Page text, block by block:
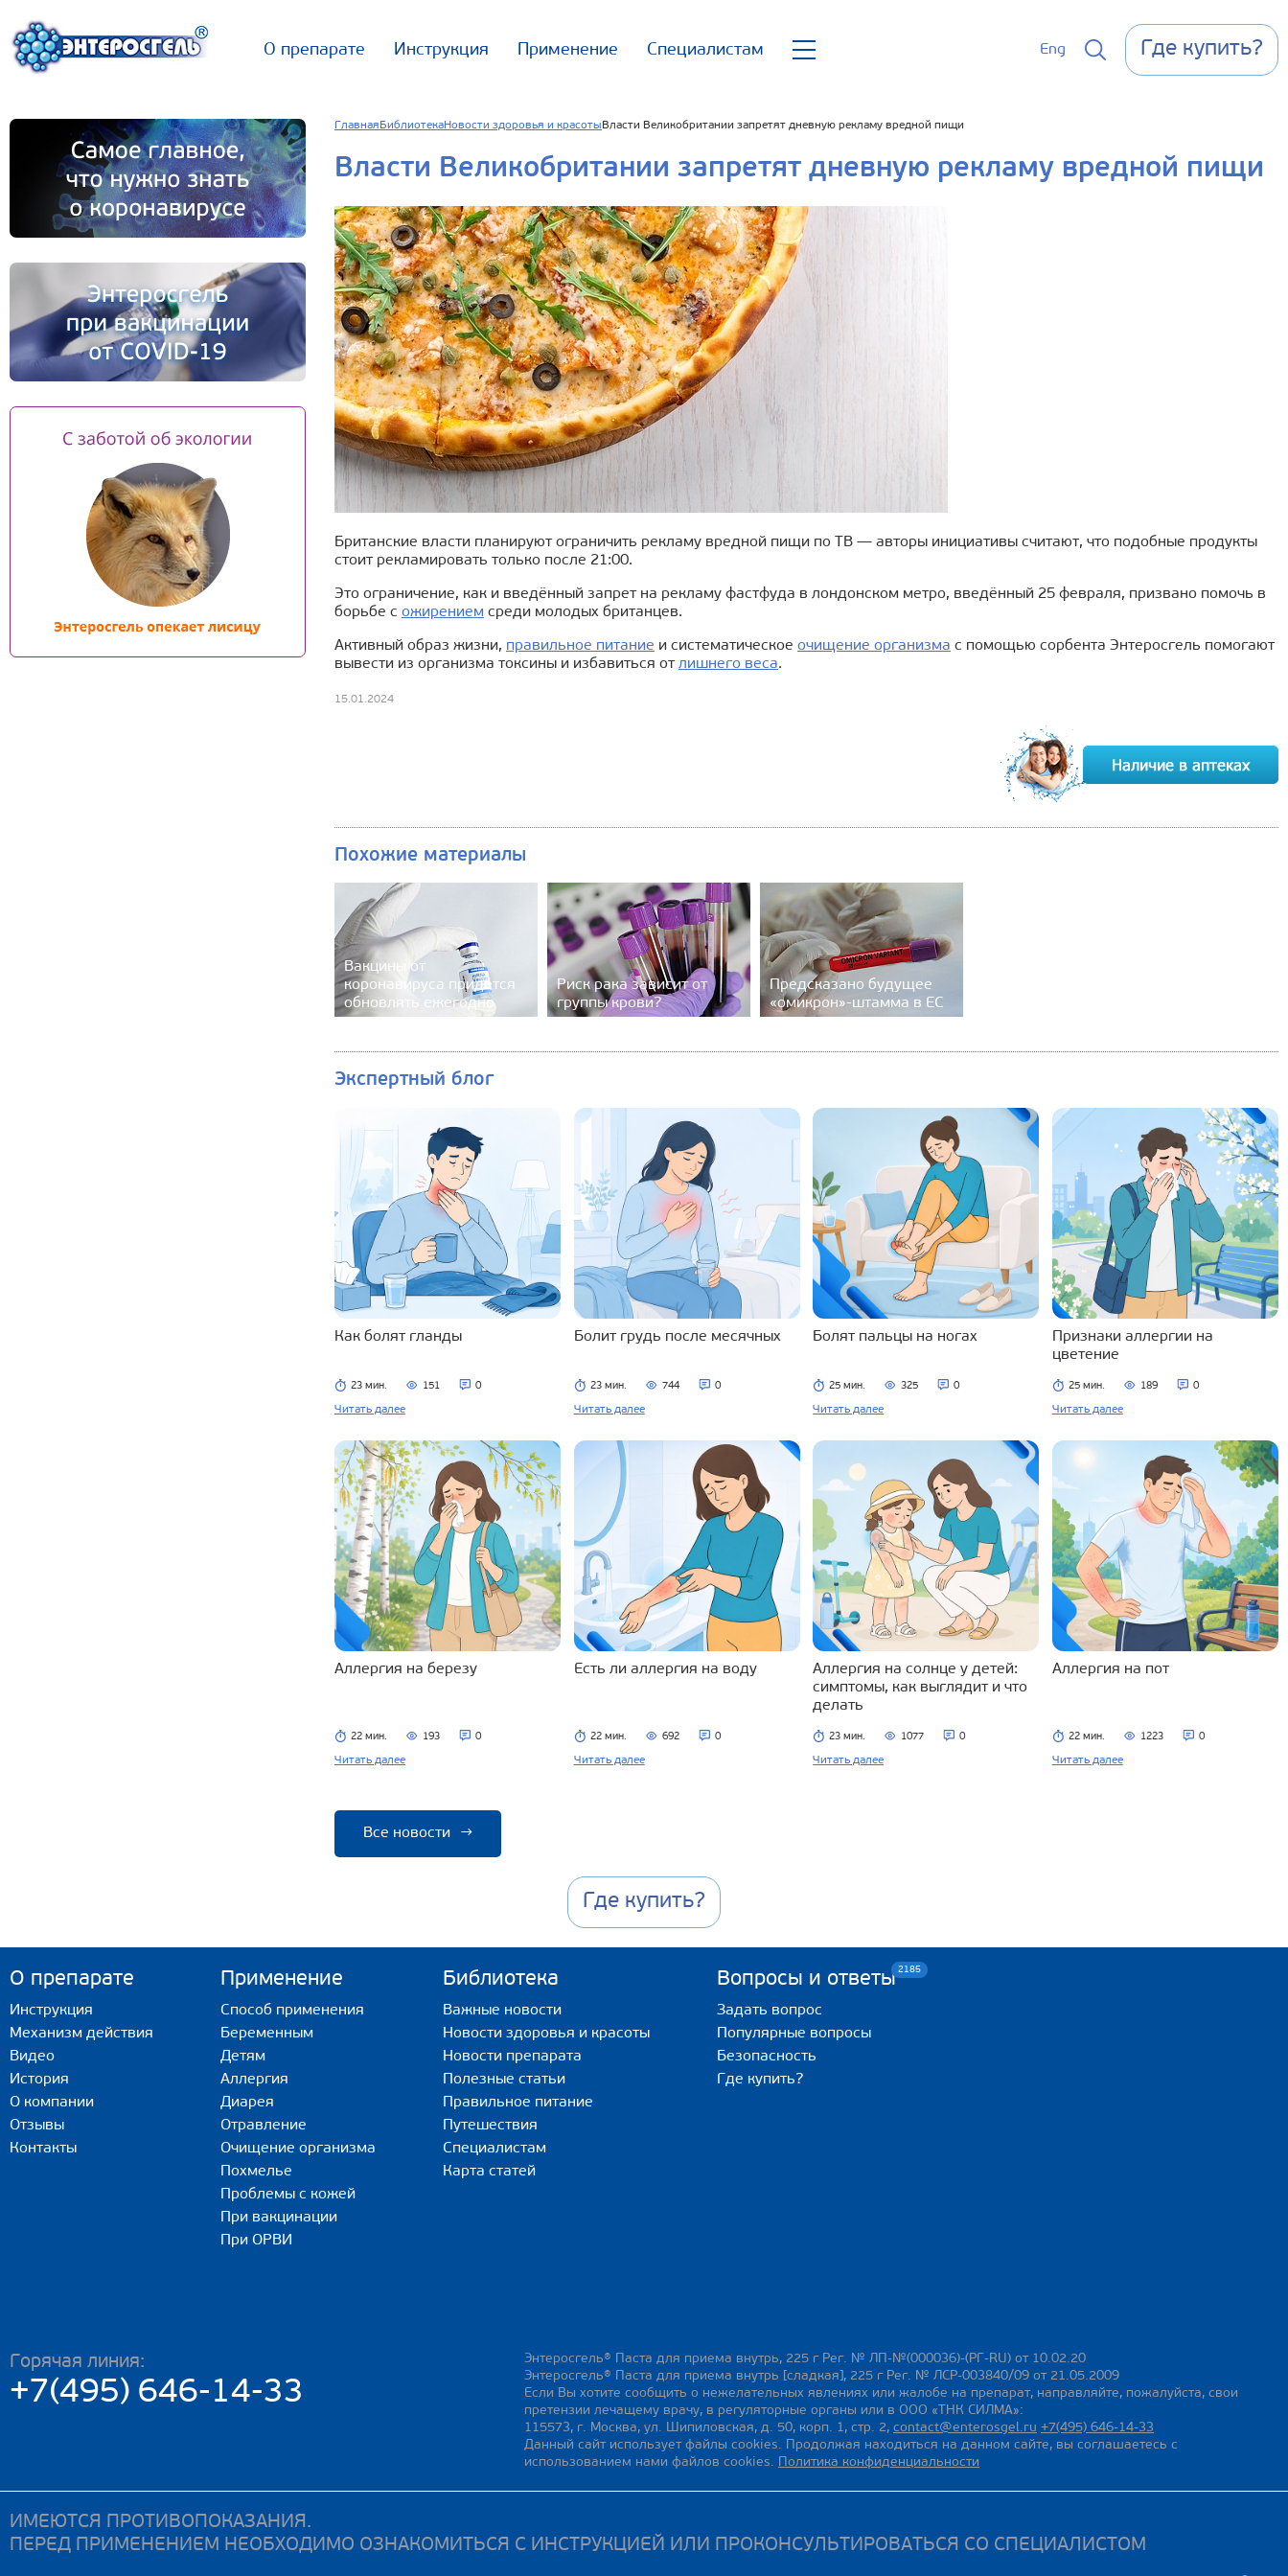
О препарате Инструкция Применение Специалистам Eng Где купить?
Главная БиблиотекаНовости здоровья и красоты Власти Великобритании запретят дневную рекламу вредной пищи
Власти Великобритании запретят дневную рекламу вредной пищи
Британские власти планируют ограничить рекламу вредной пищи по ТВ — авторы инициативы считают, что подобные продукты
стоит рекламировать только после 21:00.
Это ограничение, как и введённый запрет на рекламу фастфуда в лондонском метро, введённый 25 февраля, призвано помочь в
борьбе с ожирением среди молодых британцев.
Активный образ жизни, правильное питание и систематическое очищение организма с помощью сорбента Энтеросгель помогают
вывести из организма токсины и избавиться отлишнего веса.
15.01.2024
Похожие материалы
Вакцины от
коронавируса придётся
обновлять ежегодно
Риск рака зависит от
группы крови?
Предсказано будущее
«омикрон»-штамма в ЕС
Экспертный блог
Как болят гланды
23 мин. 151 0
Читать далее
Болит грудь после месячных
23 мин. 744 0
Читать далее
Болят пальцы на ногах
25 мин. 325 0
Читать далее
Признаки аллергии на
цветение
25 мин. 189 0
Читать далее
Аллергия на березу
22 мин. 193 0
Читать далее
Есть ли аллергия на воду
22 мин. 692 0
Читать далее
Аллергия на солнце у детей:
симптомы, как выглядит и что
делать
23 мин. 1077 0
Читать далее
Аллергия на пот
22 мин. 1223 0
Читать далее
Все новости →
Где купить?
О препарате
Инструкция
Механизм действия
Видео
История
О компании
Отзывы
Контакты
Применение
Способ применения
Беременным
Детям
Аллергия
Диарея
Отравление
Очищение организма
Похмелье
Проблемы с кожей
При вакцинации
При ОРВИ
Библиотека
Важные новости
Новости здоровья и красоты
Новости препарата
Полезные статьи
Правильное питание
Путешествия
Специалистам
Карта статей
Вопросы и ответы2185
Задать вопрос
Популярные вопросы
Безопасность
Где купить?
Горячая линия:
+7(495) 646-14-33
Энтеросгель® Паста для приема внутрь, 225 г Рег. № ЛП-№(000036)-(РГ-RU) от 10.02.20
Энтеросгель® Паста для приема внутрь [сладкая], 225 г Рег. № ЛСР-003840/09 от 21.05.2009
Если Вы хотите сообщить о нежелательных явлениях или жалобе на препарат, направляйте, пожалуйста, свои
претензии лечащему врачу, в регуляторные органы или в ООО «ТНК СИЛМА»:
115573, г. Москва, ул. Шипиловская, д. 50, корп. 1, стр. 2, contact@enterosgel.ru +7(495) 646-14-33
Данный сайт использует файлы cookies. Продолжая находиться на данном сайте, вы соглашаетесь с
использованием нами файлов cookies. Политика конфиденциальности
ИМЕЮТСЯ ПРОТИВОПОКАЗАНИЯ.
ПЕРЕД ПРИМЕНЕНИЕМ НЕОБХОДИМО ОЗНАКОМИТЬСЯ С ИНСТРУКЦИЕЙ ИЛИ ПРОКОНСУЛЬТИРОВАТЬСЯ СО СПЕЦИАЛИСТОМ